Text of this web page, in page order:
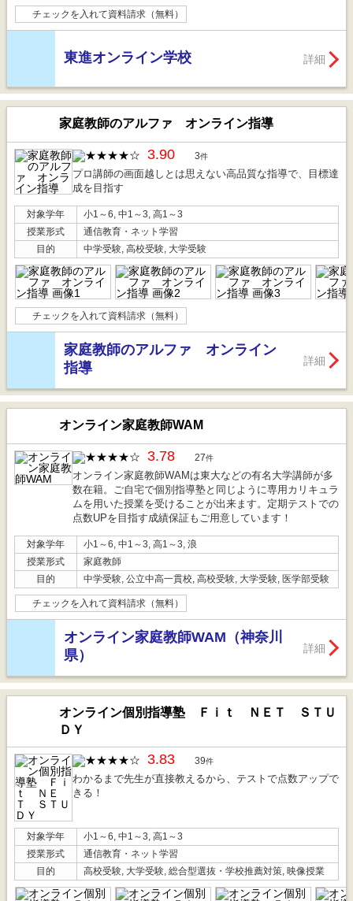
チェックを入れて資料請求（無料）
東進オンライン学校 詳細
家庭教師のアルファ オンライン指導
3.90 3件
プロ講師の画面越しとは思えない高品質な指導で、目標達
成を目指す
対象学年
小1～6, 中1～3, 高1～3
授業形式
通信教育・ネット学習
目的
中学受験, 高校受験, 大学受験
チェックを入れて資料請求（無料）
家庭教師のアルファ オンライン
指導
詳細
オンライン家庭教師WAM
3.78 27件
オンライン家庭教師WAMは東大などの有名大学講師が多
数在籍。ご自宅で個別指導塾と同じように専用カリキュラ
ムを用いた授業を受けることが出来ます。定期テストでの
点数UPを目指す成績保証もご用意しています！
対象学年
小1～6, 中1～3, 高1～3, 浪
授業形式
家庭教師
目的
中学受験, 公立中高一貫校, 高校受験, 大学受験, 医学部受験
チェックを入れて資料請求（無料）
オンライン家庭教師WAM（神奈川
県）
詳細
オンライン個別指導塾 Ｆｉｔ ＮＥＴ ＳＴＵ
ＤＹ
3.83 39件
わかるまで先生が直接教えるから、テストで点数アップで
きる！
対象学年
小1～6, 中1～3, 高1～3
授業形式
通信教育・ネット学習
目的
高校受験, 大学受験, 総合型選抜・学校推薦対策, 映像授業